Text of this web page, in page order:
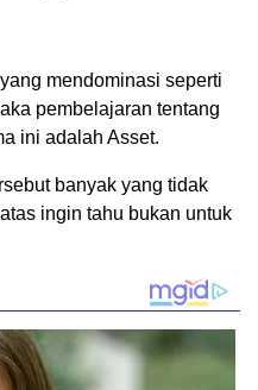
mendominasi seperti
pembelajaran tentang
ini adalah Asset.
banyak yang tidak
ingin tahu bukan untuk